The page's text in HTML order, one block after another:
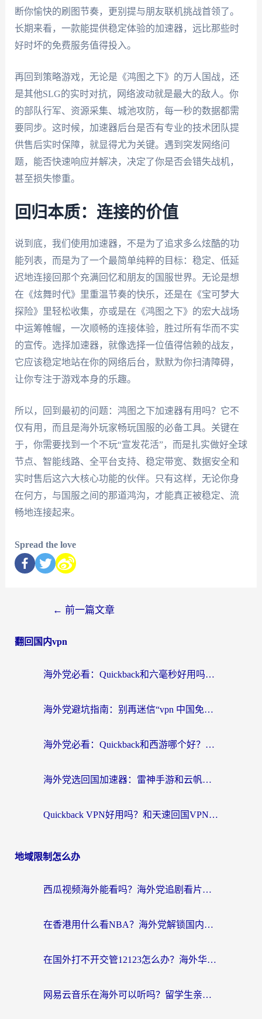
断你愉快的刷图节奏，更别提与朋友联机挑战首领了。
长期来看，一款能提供稳定体验的加速器，远比那些时
好时坏的免费服务值得投入。
再回到策略游戏，无论是《鸿图之下》的万人国战，还
是其他SLG的实时对抗，网络波动就是最大的敌人。你
的部队行军、资源采集、城池攻防，每一秒的数据都需
要同步。这时候，加速器后台是否有专业的技术团队提
供售后实时保障，就显得尤为关键。遇到突发网络问
题，能否快速响应并解决，决定了你是否会错失战机，
甚至损失惨重。
回归本质：连接的价值
说到底，我们使用加速器，不是为了追求多么炫酷的功
能列表，而是为了一个最简单纯粹的目标：稳定、低延
迟地连接回那个充满回忆和朋友的国服世界。无论是想
在《炫舞时代》里重温节奏的快乐，还是在《宝可梦大
探险》里轻松收集，亦或是在《鸿图之下》的宏大战场
中运筹帷幄，一次顺畅的连接体验，胜过所有华而不实
的宣传。选择加速器，就像选择一位值得信赖的战友，
它应该稳定地站在你的网络后台，默默为你扫清障碍，
让你专注于游戏本身的乐趣。
所以，回到最初的问题：鸿图之下加速器有用吗？它不
仅有用，而且是海外玩家畅玩国服的必备工具。关键在
于，你需要找到一个不玩“宣发花活”，而是扎实做好全球
节点、智能线路、全平台支持、稳定带宽、数据安全和
实时售后这六大核心功能的伙伴。只有这样，无论你身
在何方，与国服之间的那道鸿沟，才能真正被稳定、流
畅地连接起来。
Spread the love
← 前一篇文章
翻回国内vpn
海外党必看：Quickback和六毫秒好用吗？3步选对回国加速器，无缝刷国内剧玩游戏
海外党避坑指南：别再迷信“vpn 中国免费”，选对回国加速器才能无缝刷国内资源
海外党必看：Quickback和西游哪个好？3个维度教你选对回国加速器
海外党选回国加速器：雷神手游和云帆哪个好？附3组对比+避坑指南
Quickback VPN好用吗？和天速回国VPN对比哪个回国效果更好？海外党必看的真实体验指南
地域限制怎么办
西瓜视频海外能看吗？海外党追剧看片的终极解决方案来了
在香港用什么看NBA？海外党解锁国内体育直播的终极攻略
在国外打不开交管12123怎么办？海外华人必看的回国加速全攻略
网易云音乐在海外可以听吗？留学生亲测有效的回国加速方案